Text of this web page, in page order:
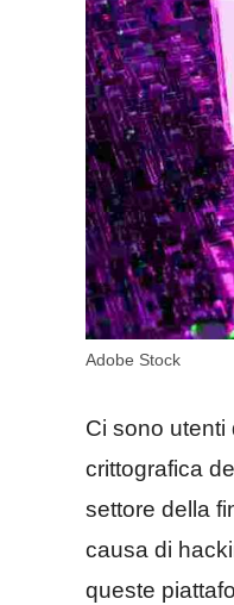
Adobe Stock
Ci sono
crittografica
settore della
causa di
queste